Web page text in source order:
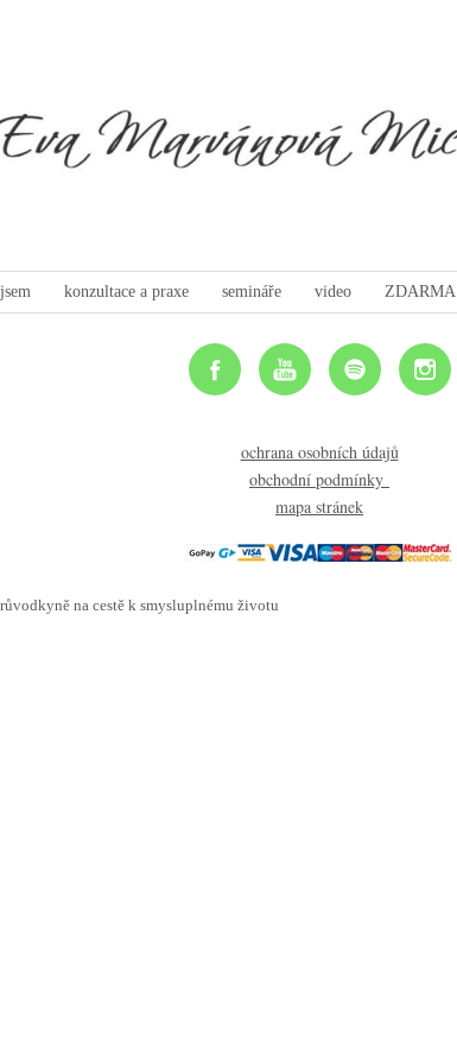
konzultace a praxe semináře video ZDARMA
ochrana osobních údajů
obchodní podmínky
mapa stránek
na cestě k smysluplnému životu